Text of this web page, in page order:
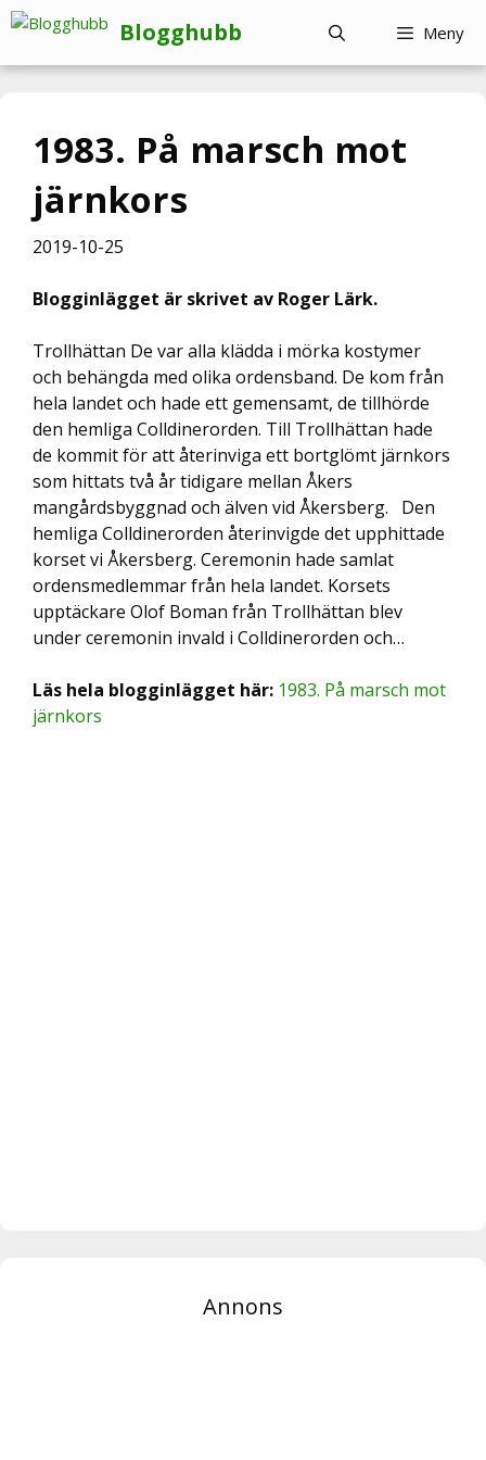
Hoppa
innehåll
Blogghubb Meny
1983. På marsch mot
järnkors
2019-10-25
Blogginlägget är skrivet av Roger Lärk.
Trollhättan De var alla klädda i mörka kostymer
och behängda med olika ordensband. De kom från
hela landet och hade ett gemensamt, de tillhörde
den hemliga Colldinerorden. Till Trollhättan hade
de kommit för att återinviga ett bortglömt järnkors
som hittats två år tidigare mellan Åkers
mangårdsbyggnad och älven vid Åkersberg. Den
hemliga Colldinerorden återinvigde det upphittade
korset vi Åkersberg. Ceremonin hade samlat
ordensmedlemmar från hela landet. Korsets
upptäckare Olof Boman från Trollhättan blev
under ceremonin invald i Colldinerorden och…
Läs hela blogginlägget här: 1983. På marsch mot
järnkors
Annons